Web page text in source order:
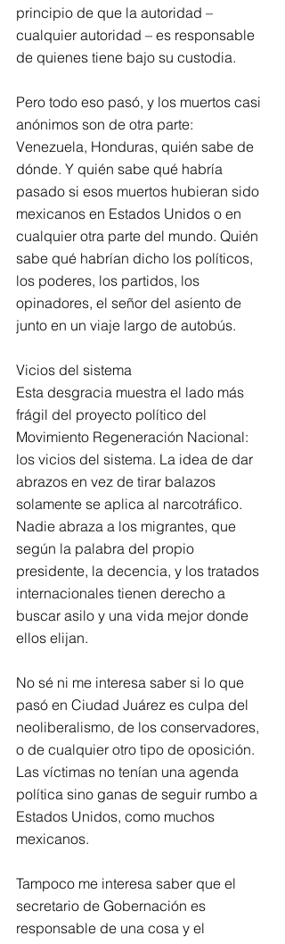
principio de que la autoridad –
cualquier autoridad – es responsable
de quienes tiene bajo su custodia.
Pero todo eso pasó, y los muertos casi
anónimos son de otra parte:
Venezuela, Honduras, quién sabe de
dónde. Y quién sabe qué habría
pasado si esos muertos hubieran sido
mexicanos en Estados Unidos o en
cualquier otra parte del mundo. Quién
sabe qué habrían dicho los políticos,
los poderes, los partidos, los
opinadores, el señor del asiento de
junto en un viaje largo de autobús.
Vicios del sistema
Esta desgracia muestra el lado más
frágil del proyecto político del
Movimiento Regeneración Nacional:
los vicios del sistema. La idea de dar
abrazos en vez de tirar balazos
solamente se aplica al narcotráfico.
Nadie abraza a los migrantes, que
según la palabra del propio
presidente, la decencia, y los tratados
internacionales tienen derecho a
buscar asilo y una vida mejor donde
ellos elijan.
No sé ni me interesa saber si lo que
pasó en Ciudad Juárez es culpa del
neoliberalismo, de los conservadores,
o de cualquier otro tipo de oposición.
Las víctimas no tenían una agenda
política sino ganas de seguir rumbo a
Estados Unidos, como muchos
mexicanos.
Tampoco me interesa saber que el
secretario de Gobernación es
responsable de una cosa y el